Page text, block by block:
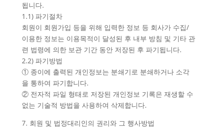
됩니다.
1.1) 파기절차
회원이 회원가입 등을 위해 입력한 정보 등 회사가 수집/
이용한 정보는 이용목적이 달성된 후 내부 방침 및 기타 관
련 법령에 의한 보관 기간 동안 저장된 후 파기됩니다.
2.2) 파기방법
① 종이에 출력된 개인정보는 분쇄기로 분쇄하거나 소각
을 통하여 파기합니다.
② 전자적 파일 형태로 저장된 개인정보 기록은 재생할 수
없는 기술적 방법을 사용하여 삭제합니다.
7. 회원 및 법정대리인의 권리와 그 행사방법